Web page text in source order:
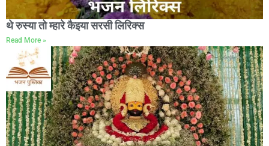
थे रुस्या तो म्हारे कैइया सरसी लिरिक्स
Read More »